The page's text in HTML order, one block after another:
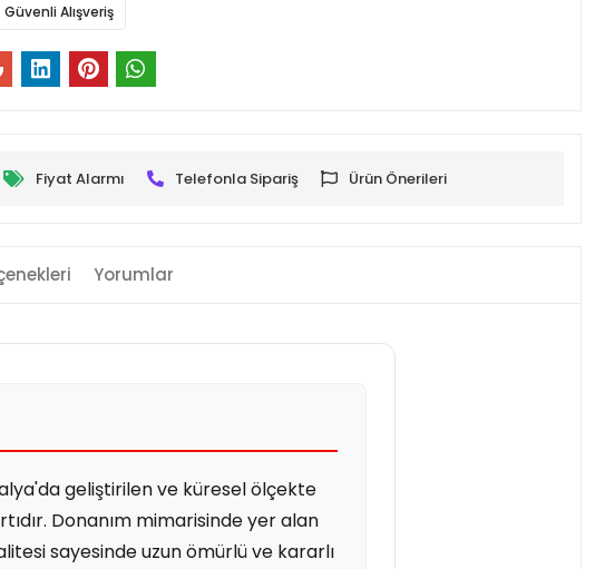
Güvenli Alışveriş
Fiyat Alarmı Telefonla Sipariş Ürün Önerileri
Yorumlar
geliştirilen ve küresel ölçekte
Donanım mimarisinde yer alan
sayesinde uzun ömürlü ve kararlı